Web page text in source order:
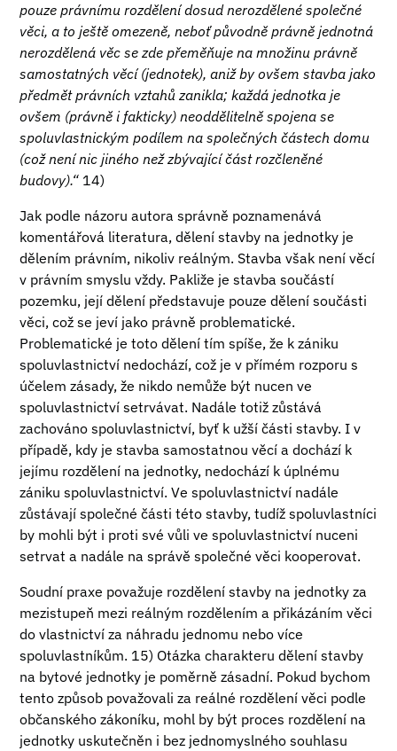
pouze právnímu rozdělení dosud nerozdělené společné
věci, a to ještě omezeně, neboť původně právně jednotná
nerozdělená věc se zde přeměňuje na množinu právně
samostatných věcí (jednotek), aniž by ovšem stavba jako
předmět právních vztahů zanikla; každá jednotka je
ovšem (právně i fakticky) neoddělitelně spojena se
spoluvlastnickým podílem na společných částech domu
(což není nic jiného než zbývající část rozčleněné
budovy).“ 14)
Jak podle názoru autora správně poznamenává
komentářová literatura, dělení stavby na jednotky je
dělením právním, nikoliv reálným. Stavba však není věcí
v právním smyslu vždy. Pakliže je stavba součástí
pozemku, její dělení představuje pouze dělení součásti
věci, což se jeví jako právně problematické.
Problematické je toto dělení tím spíše, že k zániku
spoluvlastnictví nedochází, což je v přímém rozporu s
účelem zásady, že nikdo nemůže být nucen ve
spoluvlastnictví setrvávat. Nadále totiž zůstává
zachováno spoluvlastnictví, byť k užší části stavby. I v
případě, kdy je stavba samostatnou věcí a dochází k
jejímu rozdělení na jednotky, nedochází k úplnému
zániku spoluvlastnictví. Ve spoluvlastnictví nadále
zůstávají společné části této stavby, tudíž spoluvlastníci
by mohli být i proti své vůli ve spoluvlastnictví nuceni
setrvat a nadále na správě společné věci kooperovat.
Soudní praxe považuje rozdělení stavby na jednotky za
mezistupeň mezi reálným rozdělením a přikázáním věci
do vlastnictví za náhradu jednomu nebo více
spoluvlastníkům. 15) Otázka charakteru dělení stavby
na bytové jednotky je poměrně zásadní. Pokud bychom
tento způsob považovali za reálné rozdělení věci podle
občanského zákoníku, mohl by být proces rozdělení na
jednotky uskutečněn i bez jednomyslného souhlasu